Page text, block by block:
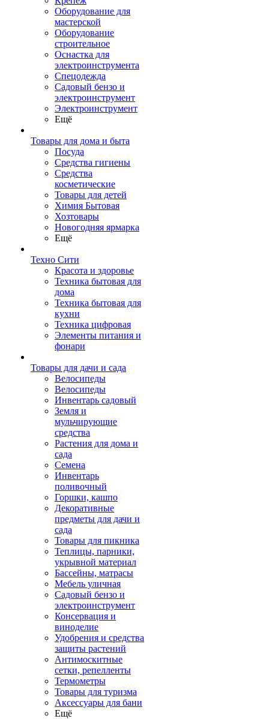
Оборудование для
мастерской
Оборудование
строительное
Оснастка для
электроинструмента
Спецодежда
Садовый бензо и
электроинструмент
Электроинструмент
Ещё
Товары для дома и быта
Посуда
Средства гигиены
Средства
косметические
Товары для детей
Химия Бытовая
Хозтовары
Новогодняя ярмарка
Ещё
Техно Сити
Красота и здоровье
Техника бытовая для
дома
Техника бытовая для
кухни
Техника цифровая
Элементы питания и
фонари
Товары для дачи и сада
Велосипеды
Велосипеды
Инвентарь садовый
Земля и
мульчирующие
средства
Растения для дома и
сада
Семена
Инвентарь
поливочный
Горшки, кашпо
Декоративные
предметы для дачи и
сада
Товары для пикника
Теплицы, парники,
укрывной материал
Бассейны, матрасы
Мебель уличная
Садовый бензо и
электроинструмент
Консервация и
виноделие
Удобрения и средства
защиты растений
Антимоскитные
сетки, репелленты
Термометры
Товары для туризма
Аксессуары для бани
Ещё